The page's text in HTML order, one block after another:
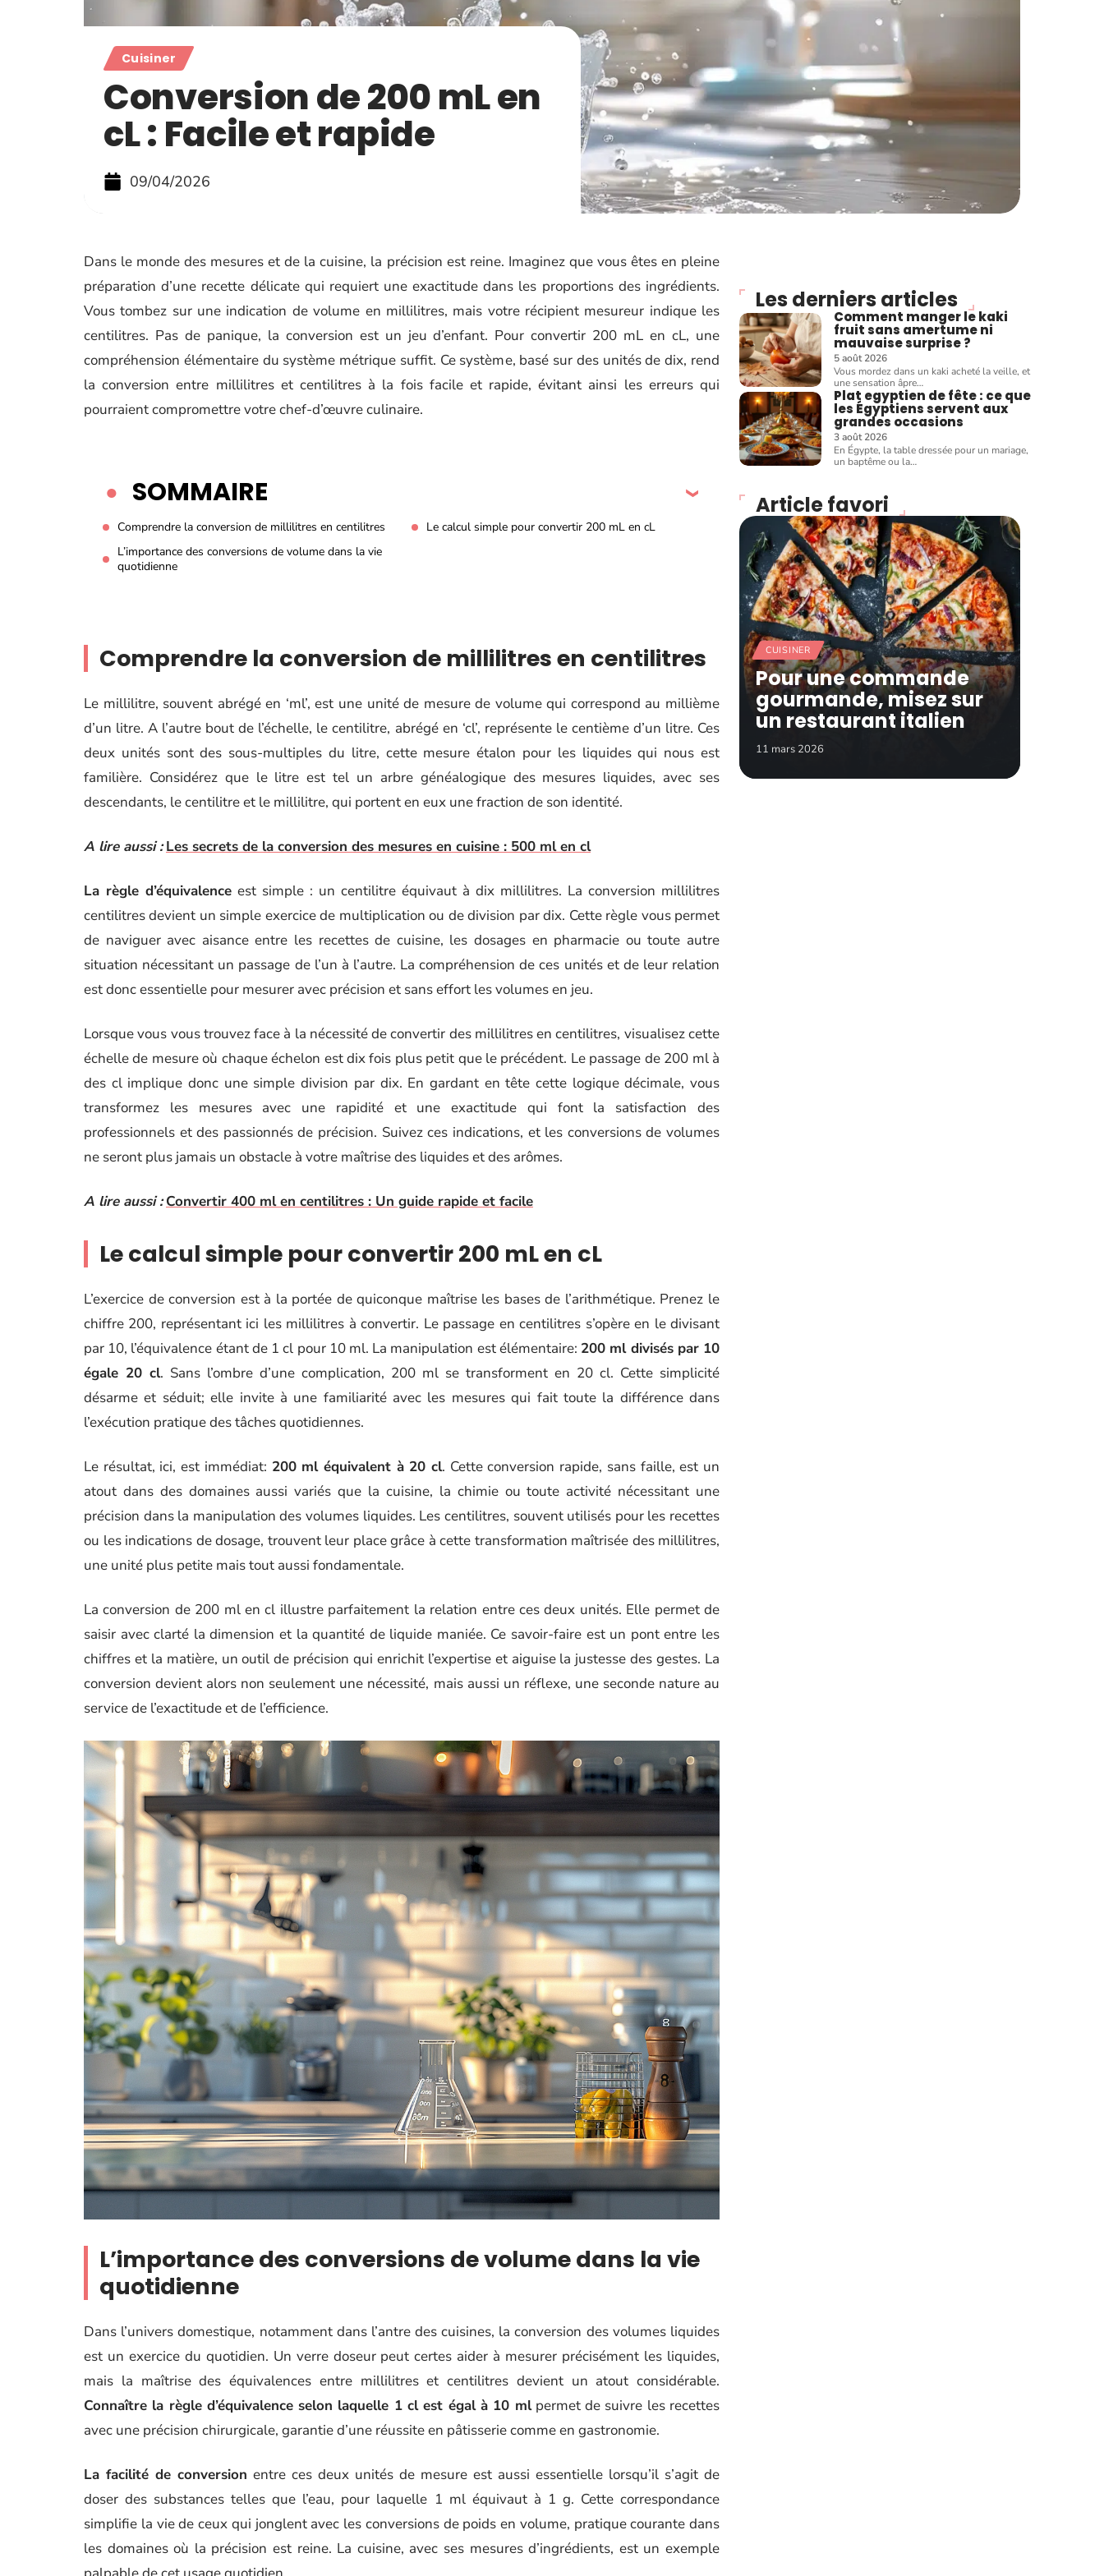
Cuisiner
Conversion de 200 mL en
cL : Facile et rapide
09/04/2026
Dans le monde des mesures et de la cuisine, la précision est reine. Imaginez que vous êtes en pleine
préparation d’une recette délicate qui requiert une exactitude dans les proportions des ingrédients.
Vous tombez sur une indication de volume en millilitres, mais votre récipient mesureur indique les
centilitres. Pas de panique, la conversion est un jeu d’enfant. Pour convertir 200 mL en cL, une
compréhension élémentaire du système métrique suffit. Ce système, basé sur des unités de dix, rend
la conversion entre millilitres et centilitres à la fois facile et rapide, évitant ainsi les erreurs qui
pourraient compromettre votre chef-d’œuvre culinaire.
SOMMAIRE
Comprendre la conversion de millilitres en centilitres
Le calcul simple pour convertir 200 mL en cL
L’importance des conversions de volume dans la vie
quotidienne
Comprendre la conversion de millilitres en centilitres
Le millilitre, souvent abrégé en ‘ml’, est une unité de mesure de volume qui correspond au millième
d’un litre. A l’autre bout de l’échelle, le centilitre, abrégé en ‘cl’, représente le centième d’un litre. Ces
deux unités sont des sous-multiples du litre, cette mesure étalon pour les liquides qui nous est
familière. Considérez que le litre est tel un arbre généalogique des mesures liquides, avec ses
descendants, le centilitre et le millilitre, qui portent en eux une fraction de son identité.
A lire aussi : Les secrets de la conversion des mesures en cuisine : 500 ml en cl
La règle d’équivalence est simple : un centilitre équivaut à dix millilitres. La conversion millilitres
centilitres devient un simple exercice de multiplication ou de division par dix. Cette règle vous permet
de naviguer avec aisance entre les recettes de cuisine, les dosages en pharmacie ou toute autre
situation nécessitant un passage de l’un à l’autre. La compréhension de ces unités et de leur relation
est donc essentielle pour mesurer avec précision et sans effort les volumes en jeu.
Lorsque vous vous trouvez face à la nécessité de convertir des millilitres en centilitres, visualisez cette
échelle de mesure où chaque échelon est dix fois plus petit que le précédent. Le passage de 200 ml à
des cl implique donc une simple division par dix. En gardant en tête cette logique décimale, vous
transformez les mesures avec une rapidité et une exactitude qui font la satisfaction des
professionnels et des passionnés de précision. Suivez ces indications, et les conversions de volumes
ne seront plus jamais un obstacle à votre maîtrise des liquides et des arômes.
A lire aussi : Convertir 400 ml en centilitres : Un guide rapide et facile
Le calcul simple pour convertir 200 mL en cL
L’exercice de conversion est à la portée de quiconque maîtrise les bases de l’arithmétique. Prenez le
chiffre 200, représentant ici les millilitres à convertir. Le passage en centilitres s’opère en le divisant
par 10, l’équivalence étant de 1 cl pour 10 ml. La manipulation est élémentaire: 200 ml divisés par 10
égale 20 cl. Sans l’ombre d’une complication, 200 ml se transforment en 20 cl. Cette simplicité
désarme et séduit; elle invite à une familiarité avec les mesures qui fait toute la différence dans
l’exécution pratique des tâches quotidiennes.
Le résultat, ici, est immédiat: 200 ml équivalent à 20 cl. Cette conversion rapide, sans faille, est un
atout dans des domaines aussi variés que la cuisine, la chimie ou toute activité nécessitant une
précision dans la manipulation des volumes liquides. Les centilitres, souvent utilisés pour les recettes
ou les indications de dosage, trouvent leur place grâce à cette transformation maîtrisée des millilitres,
une unité plus petite mais tout aussi fondamentale.
La conversion de 200 ml en cl illustre parfaitement la relation entre ces deux unités. Elle permet de
saisir avec clarté la dimension et la quantité de liquide maniée. Ce savoir-faire est un pont entre les
chiffres et la matière, un outil de précision qui enrichit l’expertise et aiguise la justesse des gestes. La
conversion devient alors non seulement une nécessité, mais aussi un réflexe, une seconde nature au
service de l’exactitude et de l’efficience.
L’importance des conversions de volume dans la vie
quotidienne
Dans l’univers domestique, notamment dans l’antre des cuisines, la conversion des volumes liquides
est un exercice du quotidien. Un verre doseur peut certes aider à mesurer précisément les liquides,
mais la maîtrise des équivalences entre millilitres et centilitres devient un atout considérable.
Connaître la règle d’équivalence selon laquelle 1 cl est égal à 10 mlpermet de suivre les recettes
avec une précision chirurgicale, garantie d’une réussite en pâtisserie comme en gastronomie.
La facilité de conversion entre ces deux unités de mesure est aussi essentielle lorsqu’il s’agit de
doser des substances telles que l’eau, pour laquelle 1 ml équivaut à 1 g. Cette correspondance
simplifie la vie de ceux qui jonglent avec les conversions de poids en volume, pratique courante dans
les domaines où la précision est reine. La cuisine, avec ses mesures d’ingrédients, est un exemple
Les derniers articles
Comment manger le kaki
fruit sans amertume ni
mauvaise surprise ?
5 août 2026
Vous mordez dans un kaki acheté la veille, et
une sensation âpre…
Plat egyptien de fête : ce que
les Égyptiens servent aux
grandes occasions
3 août 2026
En Égypte, la table dressée pour un mariage,
un baptême ou la…
Article favori
CUISINER
Pour une commande
gourmande, misez sur
un restaurant italien
11 mars 2026